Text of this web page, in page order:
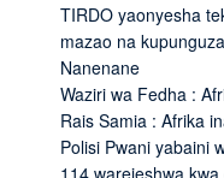
TIRDO yaonyesha
mazao na
Nanenane
Waziri wa Fedha :
Rais Samia : Afrika
Polisi Pwani yabaini
114 warejeshwa